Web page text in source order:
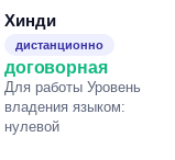
Хинди
дистанционно
договорная
Для работы Уровень
владения языком:
нулевой